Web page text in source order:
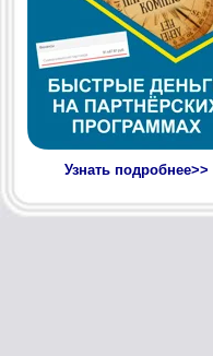
Узнать подробнее>>